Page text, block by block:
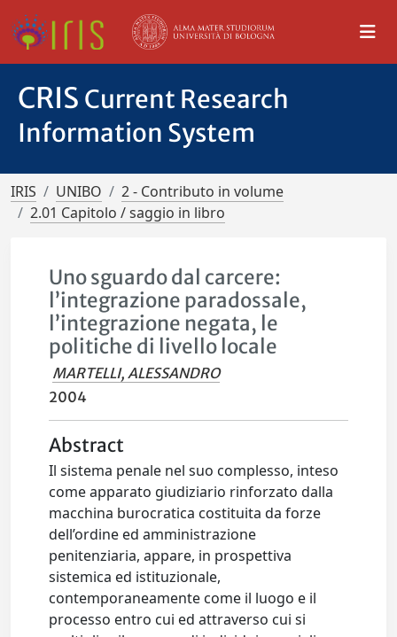
CRIS Current Research
Information System
IRIS UNIBO
2 - Contributo in volume
2.01 Capitolo / saggio in libro
Uno sguardo dal carcere:
l’integrazione paradossale,
l’integrazione negata, le
politiche di livello locale
MARTELLI, ALESSANDRO
2004
Abstract
Il sistema penale nel suo complesso, inteso
come apparato giudiziario rinforzato dalla
macchina burocratica costituita da forze
dell’ordine ed amministrazione
penitenziaria, appare, in prospettiva
sistemica ed istituzionale,
contemporaneamente come il luogo e il
processo entro cui ed attraverso cui si